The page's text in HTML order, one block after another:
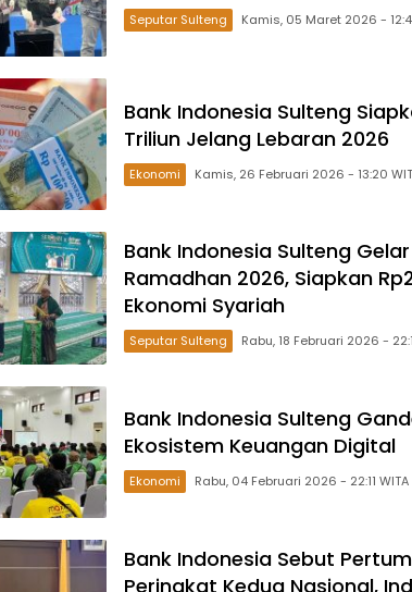
Seputar Sulteng
Bank Indonesia Sulteng
Triliun Jelang Lebaran 2026
Ekonomi Kamis, 26 Februari
Bank Indonesia Sulteng Gelar
Ramadhan 2026, Siapkan
Ekonomi Syariah
Seputar Sulteng
Bank Indonesia Sulteng
Ekosistem Keuangan Digital
Ekonomi Rabu, 04 Februari 2026 - 22:11 WITA
Bank Indonesia Sebut
Peringkat Kedua Nasional,